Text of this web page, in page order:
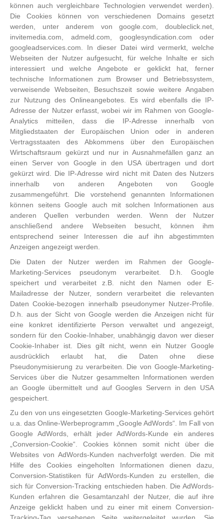
können auch vergleichbare Technologien verwendet werden).
Die Cookies können von verschiedenen Domains gesetzt
werden, unter anderem von google.com, doubleclick.net,
invitemedia.com, admeld.com, googlesyndication.com oder
googleadservices.com. In dieser Datei wird vermerkt, welche
Webseiten der Nutzer aufgesucht, für welche Inhalte er sich
interessiert und welche Angebote er geklickt hat, ferner
technische Informationen zum Browser und Betriebssystem,
verweisende Webseiten, Besuchszeit sowie weitere Angaben
zur Nutzung des Onlineangebotes. Es wird ebenfalls die IP-
Adresse der Nutzer erfasst, wobei wir im Rahmen von Google-
Analytics mitteilen, dass die IP-Adresse innerhalb von
Mitgliedstaaten der Europäischen Union oder in anderen
Vertragsstaaten des Abkommens über den Europäischen
Wirtschaftsraum gekürzt und nur in Ausnahmefällen ganz an
einen Server von Google in den USA übertragen und dort
gekürzt wird. Die IP-Adresse wird nicht mit Daten des Nutzers
innerhalb von anderen Angeboten von Google
zusammengeführt. Die vorstehend genannten Informationen
können seitens Google auch mit solchen Informationen aus
anderen Quellen verbunden werden. Wenn der Nutzer
anschließend andere Webseiten besucht, können ihm
entsprechend seiner Interessen die auf ihn abgestimmten
Anzeigen angezeigt werden.
Die Daten der Nutzer werden im Rahmen der Google-
Marketing-Services pseudonym verarbeitet. D.h. Google
speichert und verarbeitet z.B. nicht den Namen oder E-
Mailadresse der Nutzer, sondern verarbeitet die relevanten
Daten Cookie-bezogen innerhalb pseudonymer Nutzer-Profile.
D.h. aus der Sicht von Google werden die Anzeigen nicht für
eine konkret identifizierte Person verwaltet und angezeigt,
sondern für den Cookie-Inhaber, unabhängig davon wer dieser
Cookie-Inhaber ist. Dies gilt nicht, wenn ein Nutzer Google
ausdrücklich erlaubt hat, die Daten ohne diese
Pseudonymisierung zu verarbeiten. Die von Google-Marketing-
Services über die Nutzer gesammelten Informationen werden
an Google übermittelt und auf Googles Servern in den USA
gespeichert.
Zu den von uns eingesetzten Google-Marketing-Services gehört
u.a. das Online-Werbeprogramm „Google AdWords“. Im Fall von
Google AdWords, erhält jeder AdWords-Kunde ein anderes
„Conversion-Cookie“. Cookies können somit nicht über die
Websites von AdWords-Kunden nachverfolgt werden. Die mit
Hilfe des Cookies eingeholten Informationen dienen dazu,
Conversion-Statistiken für AdWords-Kunden zu erstellen, die
sich für Conversion-Tracking entschieden haben. Die AdWords-
Kunden erfahren die Gesamtanzahl der Nutzer, die auf ihre
Anzeige geklickt haben und zu einer mit einem Conversion-